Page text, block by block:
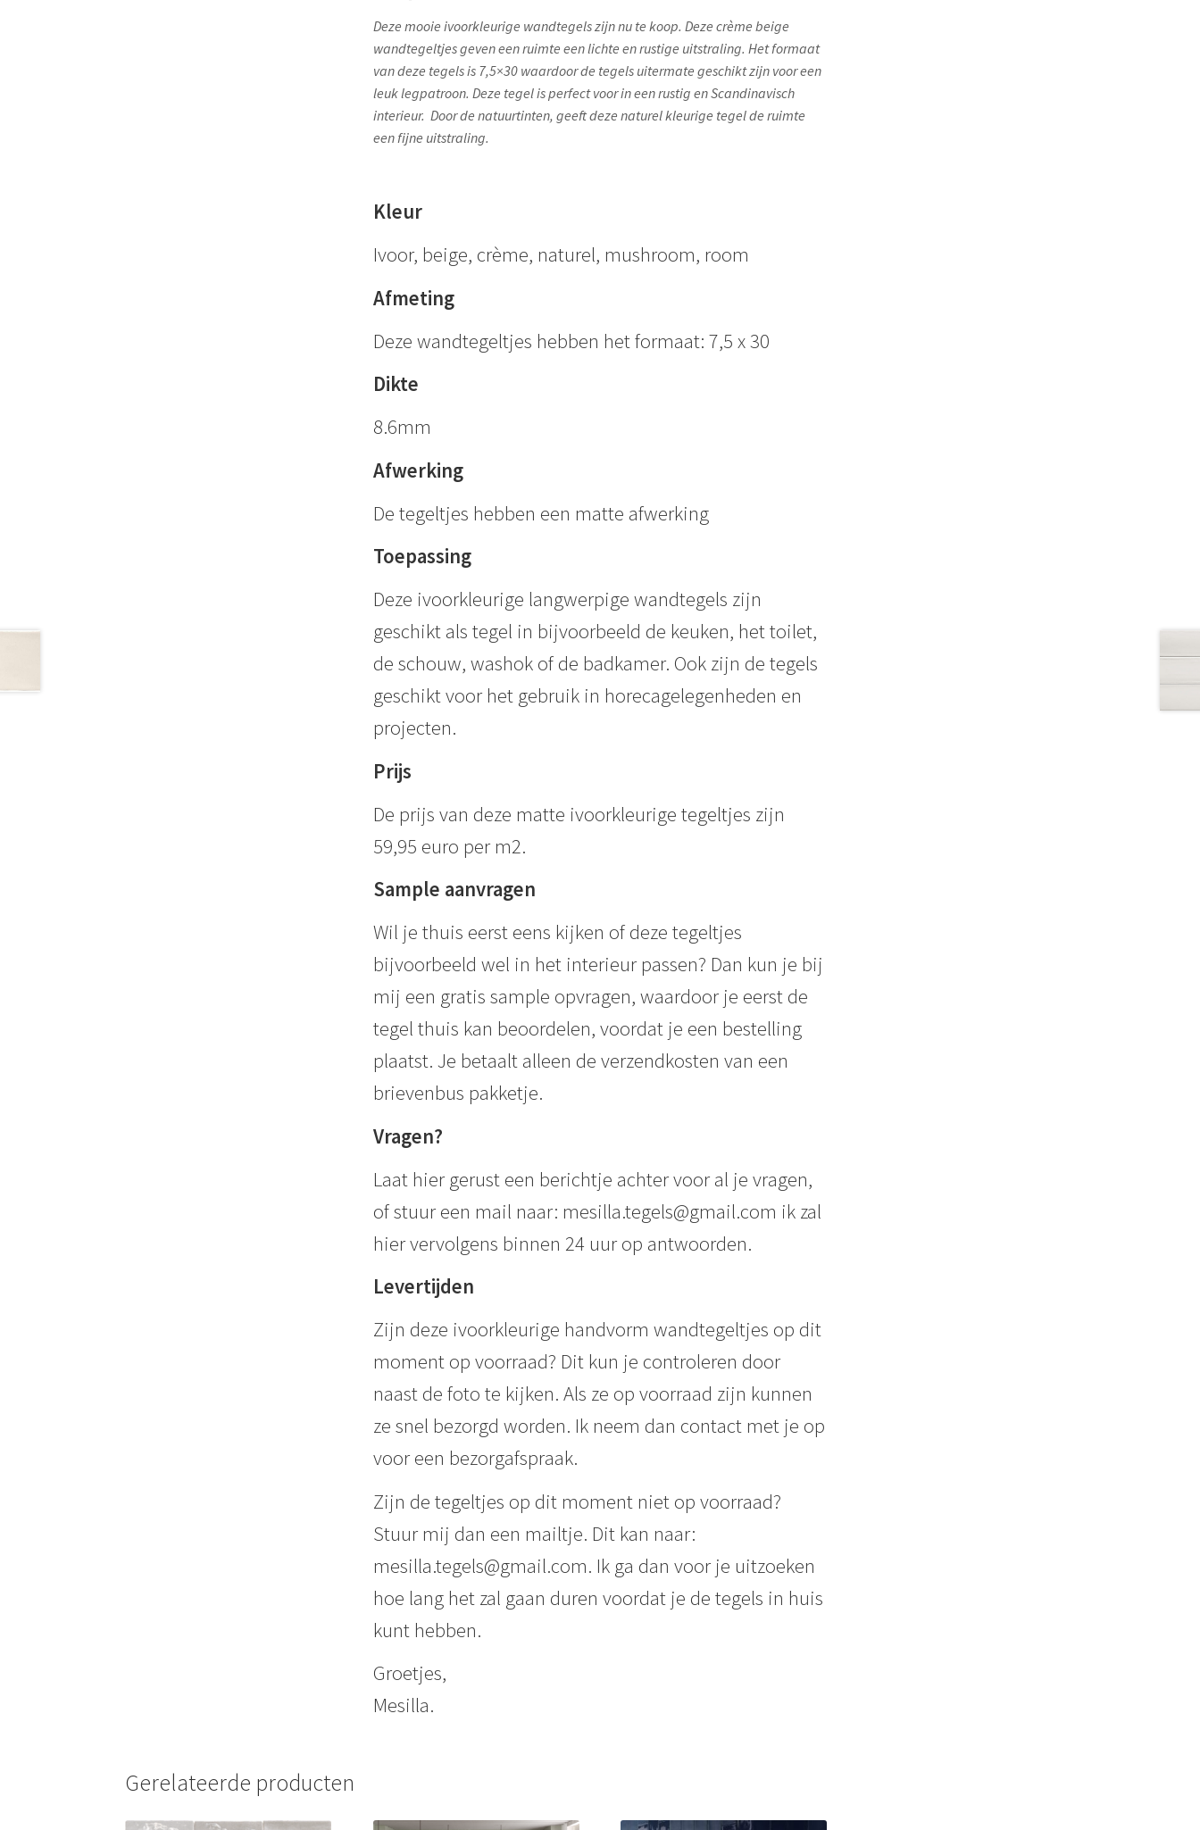
Deze mooie ivoorkleurige wandtegels zijn nu te koop. Deze crème beige
wandtegeltjes geven een ruimte een lichte en rustige uitstraling. Het formaat
van deze tegels is 7,5×30 waardoor de tegels uitermate geschikt zijn voor een
leuk legpatroon. Deze tegel is perfect voor in een rustig en Scandinavisch
interieur. Door de natuurtinten, geeft deze naturel kleurige tegel de ruimte
een fijne uitstraling.
Kleur
Ivoor, beige, crème, naturel, mushroom, room
Afmeting
Deze wandtegeltjes hebben het formaat: 7,5 x 30
Dikte
8.6mm
Afwerking
De tegeltjes hebben een matte afwerking
Toepassing
Deze ivoorkleurige langwerpige wandtegels zijn
geschikt als tegel in bijvoorbeeld de keuken, het toilet,
de schouw, washok of de badkamer. Ook zijn de tegels
geschikt voor het gebruik in horecagelegenheden en
projecten.
Prijs
De prijs van deze matte ivoorkleurige tegeltjes zijn
59,95 euro per m2.
Sample aanvragen
Wil je thuis eerst eens kijken of deze tegeltjes
bijvoorbeeld wel in het interieur passen? Dan kun je bij
mij een gratis sample opvragen, waardoor je eerst de
tegel thuis kan beoordelen, voordat je een bestelling
plaatst. Je betaalt alleen de verzendkosten van een
brievenbus pakketje.
Vragen?
Laat hier gerust een berichtje achter voor al je vragen,
of stuur een mail naar: mesilla.tegels@gmail.com ik zal
hier vervolgens binnen 24 uur op antwoorden.
Levertijden
Zijn deze ivoorkleurige handvorm wandtegeltjes op dit
moment op voorraad? Dit kun je controleren door
naast de foto te kijken. Als ze op voorraad zijn kunnen
ze snel bezorgd worden. Ik neem dan contact met je op
voor een bezorgafspraak.
Zijn de tegeltjes op dit moment niet op voorraad?
Stuur mij dan een mailtje. Dit kan naar:
mesilla.tegels@gmail.com. Ik ga dan voor je uitzoeken
hoe lang het zal gaan duren voordat je de tegels in huis
kunt hebben.
Groetjes,
Mesilla.
Gerelateerde producten